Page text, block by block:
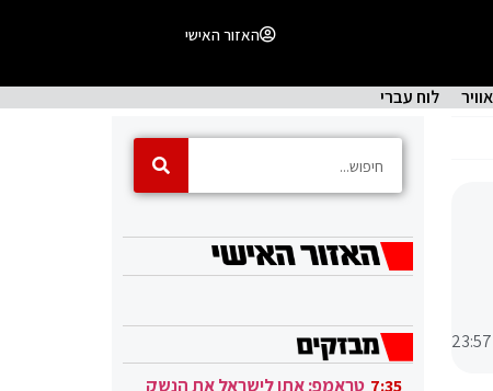
האזור האישי
לוח עברי
23:57
טראמפ: אתן לישראל את הנשק